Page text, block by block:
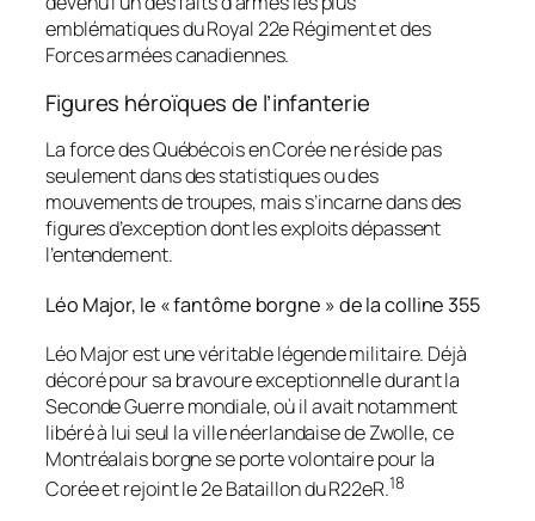
emblématiques du Royal 22e Régiment et des
Forces armées canadiennes.
Figures héroïques de l’infanterie
La force des Québécois en Corée ne réside pas
seulement dans des statistiques ou des
mouvements de troupes, mais s’incarne dans des
figures d’exception dont les exploits dépassent
l’entendement.
Léo Major, le « fantôme borgne » de la colline 355
Léo Major est une véritable légende militaire. Déjà
décoré pour sa bravoure exceptionnelle durant la
Seconde Guerre mondiale, où il avait notamment
libéré à lui seul la ville néerlandaise de Zwolle, ce
Montréalais borgne se porte volontaire pour la
Corée et rejoint le 2e Bataillon du R22eR.18